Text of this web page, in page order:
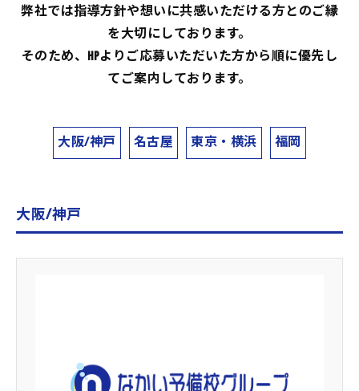
弊社では指導方針や想いに共感いただける方とのご縁
を大切にしております。
そのため、HPよりご応募いただいた方から順に優先し
てご案内しております。
大阪/神戸 名古屋 東京・横浜 福岡
大阪/神戸